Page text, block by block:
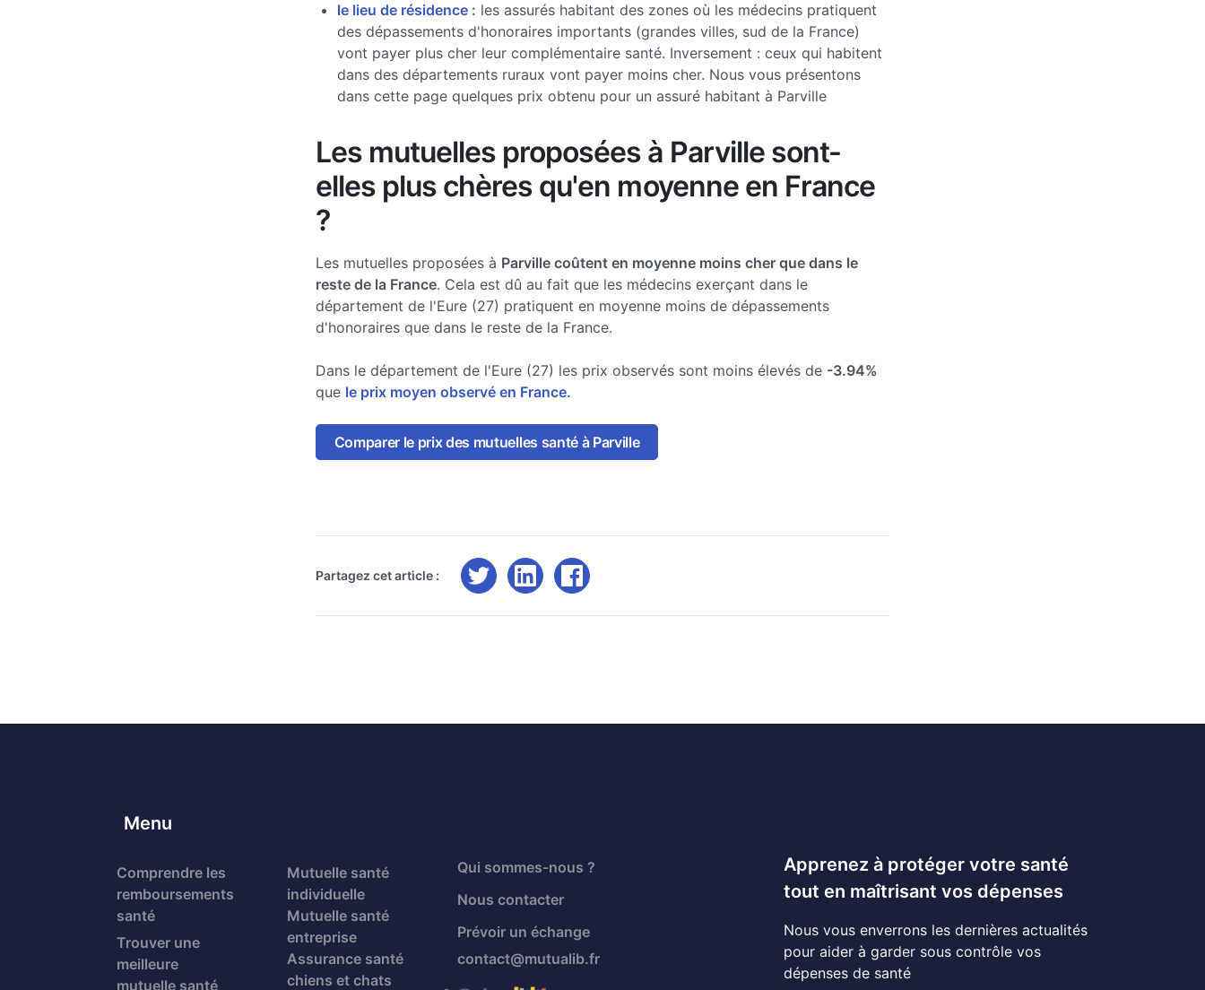
le lieu de résidence : les assurés habitant des zones où les médecins pratiquent
des dépassements d'honoraires importants (grandes villes, sud de la France)
vont payer plus cher leur complémentaire santé. Inversement : ceux qui habitent
dans des départements ruraux vont payer moins cher. Nous vous présentons
dans cette page quelques prix obtenu pour un assuré habitant à Parville
Les mutuelles proposées à Parville sont-
elles plus chères qu'en moyenne en France
?
Les mutuelles proposées à Parville coûtent en moyenne moins cher que dans le
reste de la France. Cela est dû au fait que les médecins exerçant dans le
département de l'Eure (27) pratiquent en moyenne moins de dépassements
d'honoraires que dans le reste de la France.
Dans le département de l'Eure (27) les prix observés sont moins élevés de -3.94%
que le prix moyen observé en France.
Comparer le prix des mutuelles santé à Parville
Partagez cet article :
Menu
Comprendre les
remboursements
santé
Trouver une
meilleure
mutuelle santé
Mutuelle santé
individuelle
Mutuelle santé
entreprise
Assurance santé
chiens et chats
Qui sommes-nous ?
Nous contacter
Prévoir un échange
contact@mutualib.fr
Apprenez à protéger votre santé
tout en maîtrisant vos dépenses
Nous vous enverrons les dernières actualités
pour aider à garder sous contrôle vos
dépenses de santé